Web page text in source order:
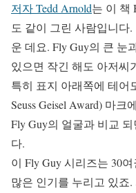
저자 Tedd Arnold는 이 책
도 같이 그린 사람입니다
운 데요. Fly Guy의 큰 눈
있으면 작긴 해도 아저씨
특히 표지 아래쪽에 테어
Seuss Geisel Award) 마
Fly Guy의 얼굴과 비교
다.
이 Fly Guy 시리즈는 30
많은 인기를 누리고 있죠